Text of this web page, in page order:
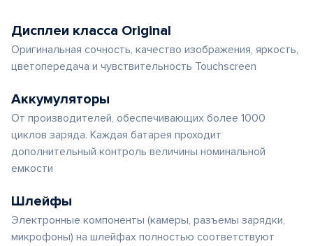
Дисплеи класса Original
Оригинальная сочность, качество изображения, яркость,
цветопередача и чувствительность Touchscreen
Аккумуляторы
От производителей, обеспечивающих более 1000
циклов заряда. Каждая батарея проходит
дополнительный контроль величины номинальной
емкости
Шлейфы
Электронные компоненты (камеры, разъемы зарядки,
микрофоны) на шлейфах полностью соответствуют